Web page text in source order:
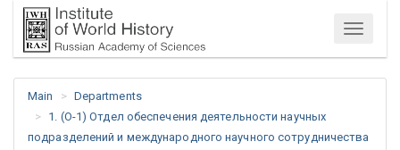
Menu
Main
Departments
1. (О-1) Отдел обеспечения деятельности научных
подразделений и международного научного сотрудничества